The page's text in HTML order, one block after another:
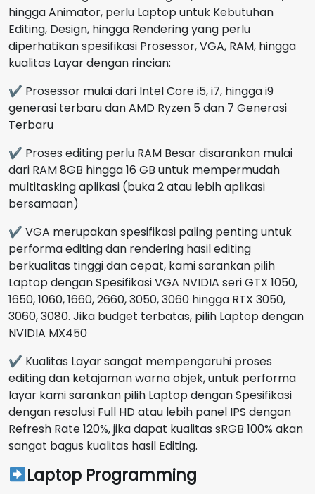
hingga Animator, perlu Laptop untuk Kebutuhan
Editing, Design, hingga Rendering yang perlu
diperhatikan spesifikasi Prosessor, VGA, RAM, hingga
kualitas Layar dengan rincian:
✔ Prosessor mulai dari Intel Core i5, i7, hingga i9
generasi terbaru dan AMD Ryzen 5 dan 7 Generasi
Terbaru
✔ Proses editing perlu RAM Besar disarankan mulai
dari RAM 8GB hingga 16 GB untuk mempermudah
multitasking aplikasi (buka 2 atau lebih aplikasi
bersamaan)
✔ VGA merupakan spesifikasi paling penting untuk
performa editing dan rendering hasil editing
berkualitas tinggi dan cepat, kami sarankan pilih
Laptop dengan Spesifikasi VGA NVIDIA seri GTX 1050,
1650, 1060, 1660, 2660, 3050, 3060 hingga RTX 3050,
3060, 3080. Jika budget terbatas, pilih Laptop dengan
NVIDIA MX450
✔ Kualitas Layar sangat mempengaruhi proses
editing dan ketajaman warna objek, untuk performa
layar kami sarankan pilih Laptop dengan Spesifikasi
dengan resolusi Full HD atau lebih panel IPS dengan
Refresh Rate 120%, jika dapat kualitas sRGB 100% akan
sangat bagus kualitas hasil Editing.
Laptop Programming